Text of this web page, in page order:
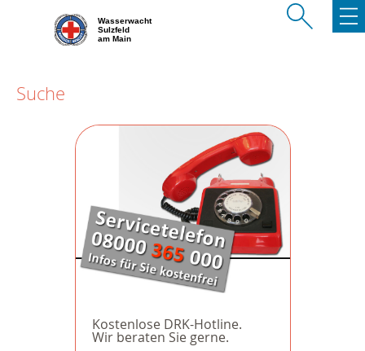
Wasserwacht
Sulzfeld
am Main
Suche
Kostenlose DRK-Hotline.
Wir beraten Sie gerne.